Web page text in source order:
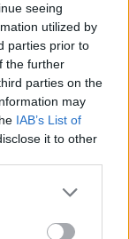
seeing
utilized by
parties prior to
the further
parties on the
may
IAB’s List of
it to other
intern.
sezonul
de la 11
contra
înaintea